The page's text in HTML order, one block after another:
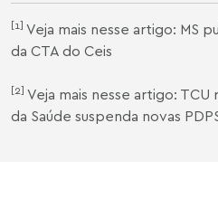
[1] Veja mais nesse artigo: MS
da CTA do Ceis
[2] Veja mais nesse artigo: TCU
da Saúde suspenda novas